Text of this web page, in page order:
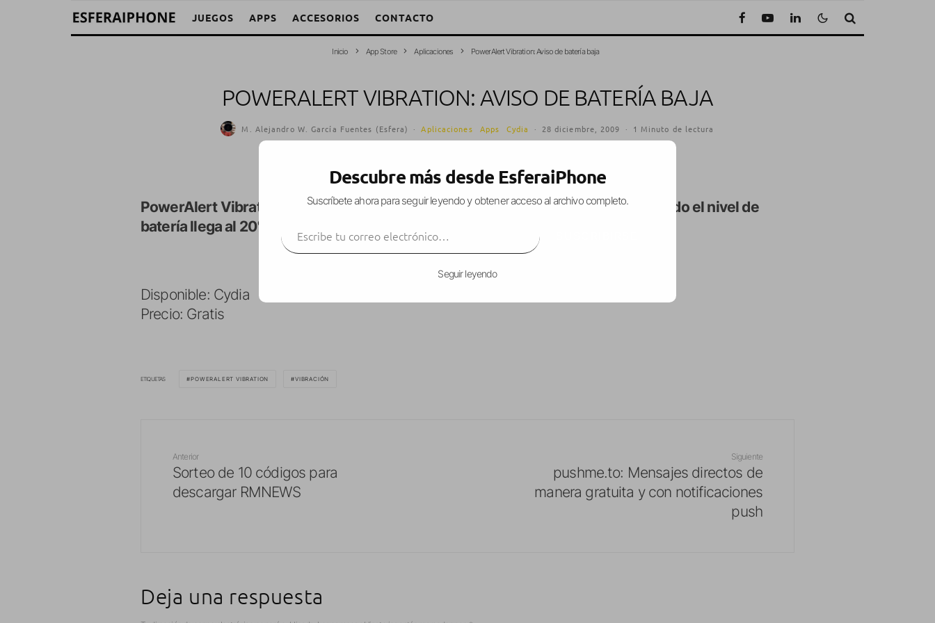
JUEGOS APPS ACCESORIOS CONTACTO
Inicio App Store Aplicaciones PowerAlert Vibration: Aviso de batería baja
POWERALERT VIBRATION: AVISO DE BATERÍA BAJA
M. Alejandro W. García Fuentes (Esfera) · Aplicaciones Apps Cydia · 28 diciembre, 2009 · 1 Minuto de lectura
PowerAlert Vibration hace que nuestro iPhone nosavise mediante vibración
cuando el nivel de
batería llega al 20%
Disponible: Cydia
Precio: Gratis
ETIQUETAS POWERALERT VIBRATION VIBRACIÓN
Anterior
Sorteo de 10 códigos para
descargar RMNEWS
Siguiente
pushme.to: Mensajes directos de
manera gratuita y con notificaciones
push
Deja una respuesta
Descubre más desde EsferaiPhone
Suscríbete ahora para seguir leyendo y obtener acceso al archivo completo.
Seguir leyendo